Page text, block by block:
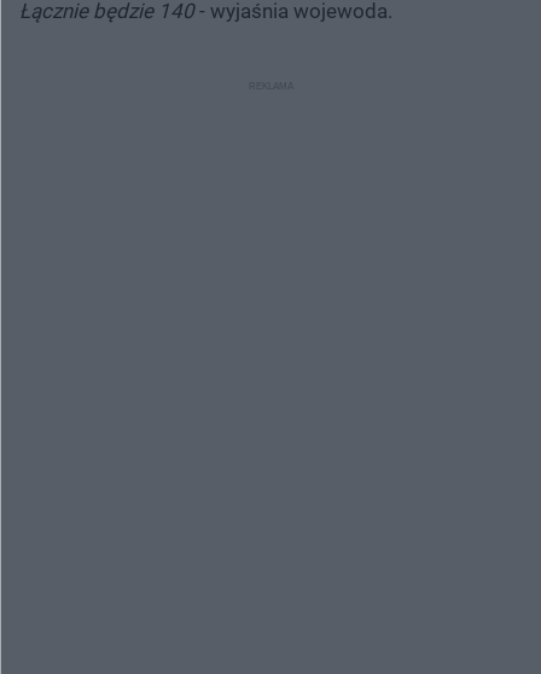
Łącznie będzie 140- wyjaśnia wojewoda.